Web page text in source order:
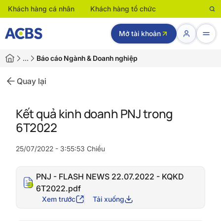
Khách hàng cá nhân Khách hàng tổ chức
Mở tài khoản
… Báo cáo Ngành & Doanh nghiệp
Quay lại
Kết quả kinh doanh PNJ trong
6T2022
25/07/2022 - 3:55:53 Chiều
PNJ - FLASH NEWS 22.07.2022 - KQKD
6T2022.pdf
Xem trước Tải xuống